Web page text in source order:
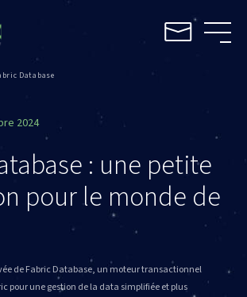
Database
2024
: une petite
pour le monde de
de Fabric Database, un moteur transactionnel
pour une gestion de la data simplifiée et plus